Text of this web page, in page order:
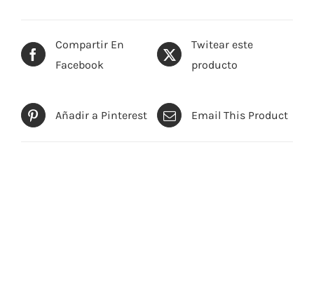
Compartir En
Facebook
Twitear este
producto
Añadir a Pinterest Email This Product